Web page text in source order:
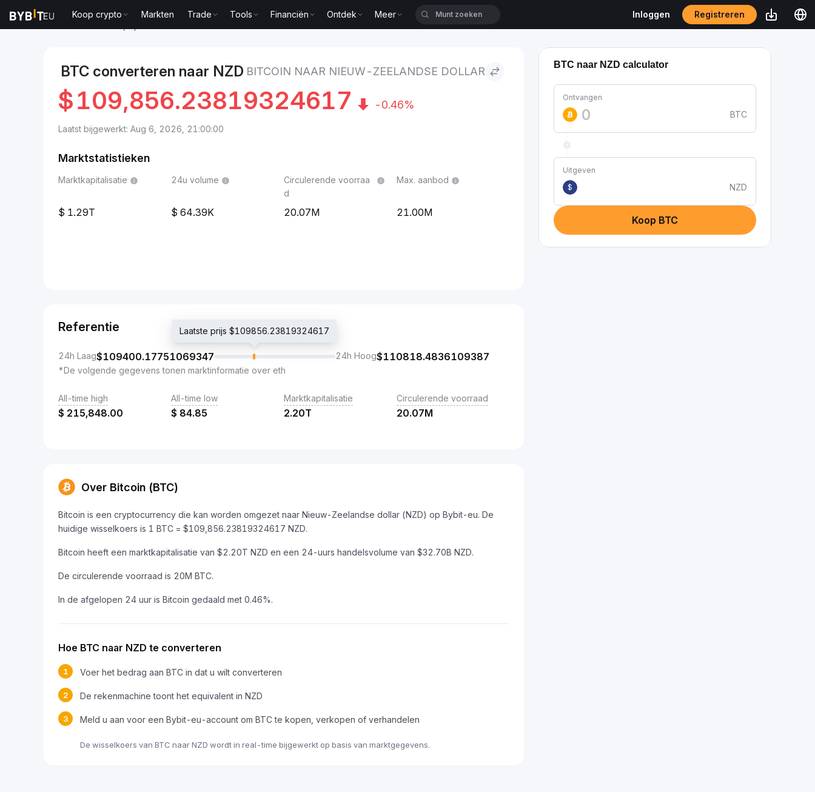
Koop crypto Markten Trade Tools Financiën Ontdek Meer Inloggen Registreren
BTC converteren naar NZD BITCOIN NAAR NIEUW-ZEELANDSE DOLLAR
$109,856.23819324617 -0.46%
Laatst bijgewerkt: Aug 6, 2026, 21:00:00
Marktstatistieken
Marktkapitalisatie
1.29T
24u volume
64.39K
Circulerende voorraa
d
20.07M
Max. aanbod
21.00M
Referentie
24h Laag$109400.17751069347
Laatste prijs $109856.23819324617
24h Hoog$110818.4836109387
*De volgende gegevens tonen marktinformatie over eth
All-time high
$ 215,848.00
All-time low
$ 84.85
Marktkapitalisatie
2.20T
Circulerende voorraad
20.07M
Over Bitcoin (BTC)
Bitcoin is een cryptocurrency die kan worden omgezet naar Nieuw-Zeelandse dollar (NZD) op Bybit-eu. De
huidige wisselkoers is 1 BTC = $109,856.23819324617 NZD.
Bitcoin heeft een marktkapitalisatie van $2.20T NZD en een 24-uurs handelsvolume van $32.70B NZD.
De circulerende voorraad is 20M BTC.
In de afgelopen 24 uur is Bitcoin gedaald met 0.46%.
Hoe BTC naar NZD te converteren
1 Voer het bedrag aan BTC in dat u wilt converteren
2 De rekenmachine toont het equivalent in NZD
3 Meld u aan voor een Bybit-eu-account om BTC te kopen, verkopen of verhandelen
De wisselkoers van BTC naar NZD wordt in real-time bijgewerkt op basis van marktgegevens.
BTC naar NZD calculator
Ontvangen
BTC
Uitgeven
$
NZD
Koop BTC